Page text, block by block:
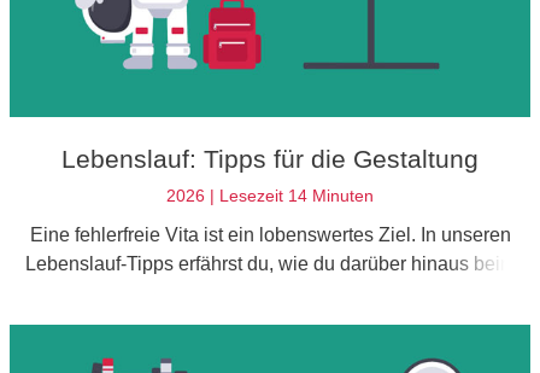
Lebenslauf: Tipps für die Gestaltung
2026 | Lesezeit 14 Minuten
Eine fehlerfreie Vita ist ein lobenswertes Ziel. In unseren
Lebenslauf-Tipps erfährst du, wie du darüber hinaus beim